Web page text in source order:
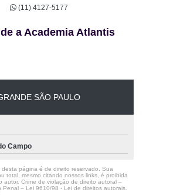
(11) 4127-5177
a Academia Atlantis
SÃO PAULO
Campo
página é de direito reservado. Sua
total, mesmo citando nossos links, é proibida
autor. Crime de violação de direito autoral –
Penal – Lei 9610/98 - Lei de direitos autorais.